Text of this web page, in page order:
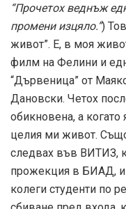
“Прочетох веднъж
промени изцяло.”)
живот”. Е, в моя
филм на Фелини и
“Дървеница” от
Дановски. Четох
обикновена, а когато
целия ми живот.
следвах във ВИТИЗ,
прожекция в БИАД,
колеги студенти по